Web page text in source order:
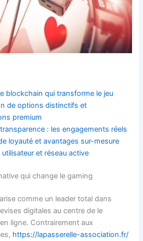
blockchain qui transforme le jeu
de options distinctifs et
premium
: les engagements réels
loyauté et avantages sur-mesure
et réseau active
qui change le gaming
comme un leader total dans
digitales au centre de le
ligne. Contrairement aux
https://lapasserelle-association.fr/